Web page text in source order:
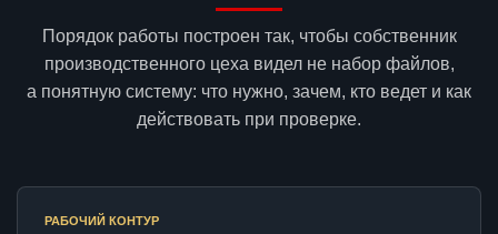
Порядок работы построен так, чтобы собственник
производственного цеха видел не набор файлов,
а понятную систему: что нужно, зачем, кто ведет и как
действовать при проверке.
РАБОЧИЙ КОНТУР